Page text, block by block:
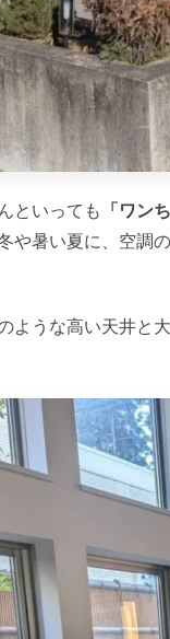
といっても 「ワン
や暑い夏に、空調
ような高い天井と